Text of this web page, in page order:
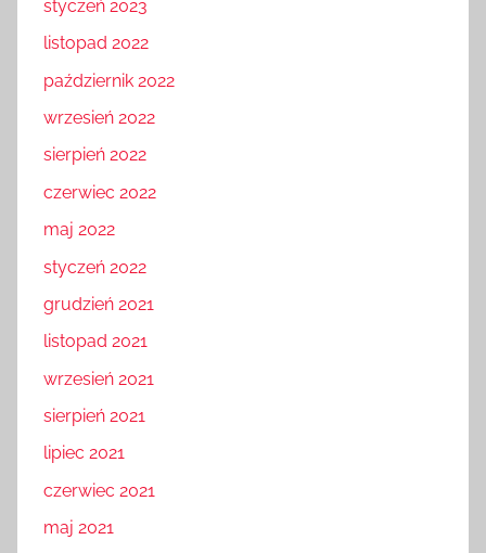
styczeń 2023
listopad 2022
październik 2022
wrzesień 2022
sierpień 2022
czerwiec 2022
maj 2022
styczeń 2022
grudzień 2021
listopad 2021
wrzesień 2021
sierpień 2021
lipiec 2021
czerwiec 2021
maj 2021